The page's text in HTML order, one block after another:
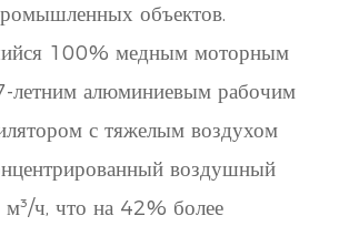
объектов.
100% медным моторным
летним алюминиевым рабочим
с тяжелым воздухом
воздушный
ч, что на 42% более